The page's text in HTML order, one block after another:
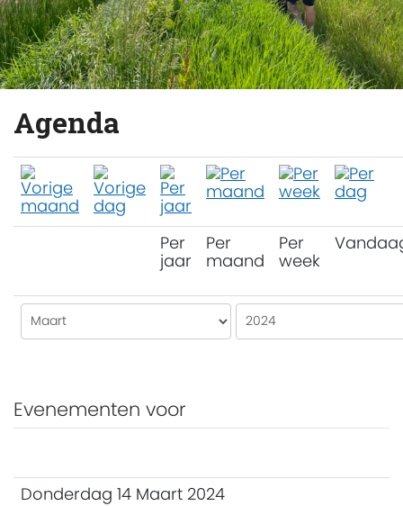
Agenda
Per
jaar
Per
maand
Per
week
Evenementen voor
Donderdag 14 Maart 2024